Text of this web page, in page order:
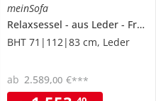
meinSofa
Relaxsessel
aus Leder
Franzi-L
BHT 71|112|83 cm, Leder
ab 2.589,00 €***